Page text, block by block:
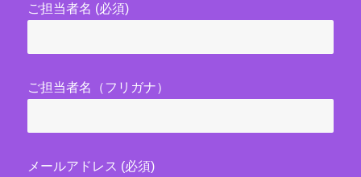
ご担当者名 (必須)
ご担当者名（フリガナ）
メールアドレス (必須)